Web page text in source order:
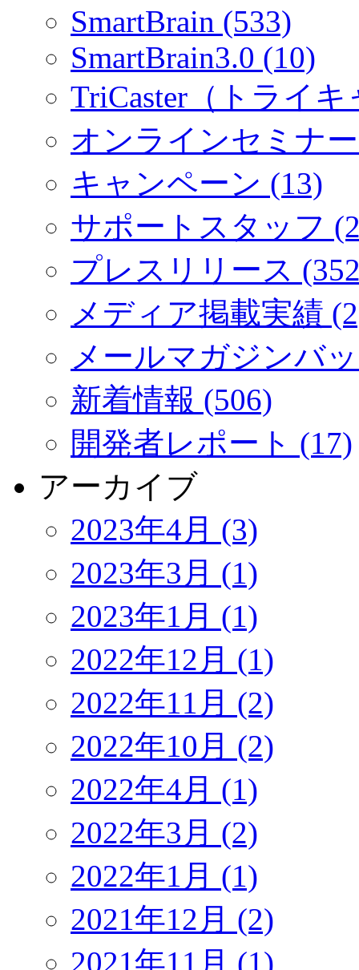
SmartBrain (533)
SmartBrain3.0 (10)
TriCaster（トライ
オンラインセミナ
キャンペーン (13)
サポートスタッフ
プレスリリース
メディア掲載実績
メールマガジンバ
新着情報 (506)
開発者レポート (17)
アーカイブ
2023年4月 (3)
2023年3月 (1)
2023年1月 (1)
2022年12月 (1)
2022年11月 (2)
2022年10月 (2)
2022年4月 (1)
2022年3月 (2)
2022年1月 (1)
2021年12月 (2)
2021年11月 (1)